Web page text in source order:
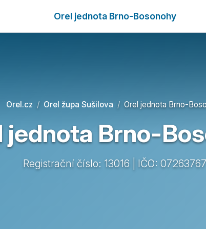
Orel jednota Brno-Bosonohy
Orel.cz Orel župa Sušilova Orel jednota Brno-
jednota Brno-
Registrační číslo: 13016 | IČO: 07263767